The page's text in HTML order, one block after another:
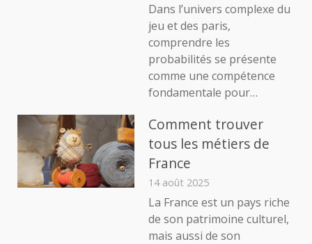
Dans l’univers complexe du
jeu et des paris,
comprendre les
probabilités se présente
comme une compétence
fondamentale pour…
Comment trouver
tous les métiers de
France
14 août 2025
La France est un pays riche
de son patrimoine culturel,
mais aussi de son